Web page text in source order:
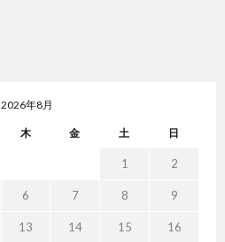
2026年8月
木 金 土 日
1 2
6 7 8 9
13 14 15 16